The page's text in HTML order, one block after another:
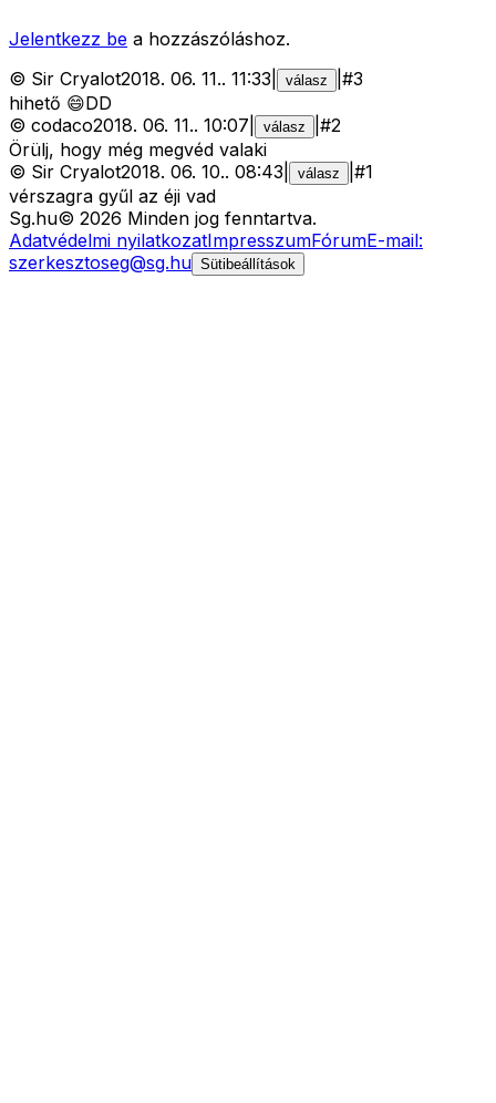
Jelentkezz be a hozzászóláshoz.
© Sir Cryalot2018. 06. 11.. 11:33 válasz #3
hihető 😄DD
© codaco2018. 06. 11.. 10:07 válasz #2
Örülj, hogy még megvéd valaki
© Sir Cryalot2018. 06. 10.. 08:43 válasz #1
vérszagra gyűl az éji vad
Sg.hu© 2026 Minden jog fenntartva.
Adatvédelmi nyilatkozatImpresszumFórumE-mail:
szerkesztoseg@sg.hu Sütibeállítások